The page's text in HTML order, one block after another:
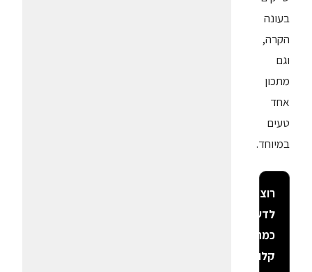
בעונה
הקרה,
וגם
מתכון
אחד
טעים
במיוחד.
רוצה
לדעת
כמה
קלוריות